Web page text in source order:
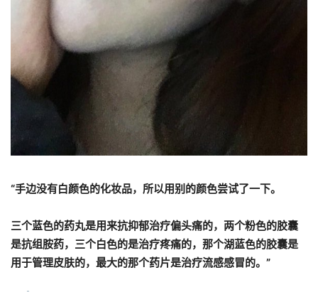
“手边没有白颜色的化妆品，所以用别的颜色尝试了一下。
三个蓝色的药丸是用来抗抑郁治疗偏头痛的，两个粉色的胶囊
是抗组胺药，三个白色的是治疗疼痛的，那个湖蓝色的胶囊是
用于管理皮肤的，最大的那个药片是治疗流感感冒的。”